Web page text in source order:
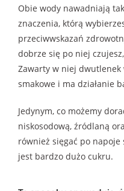
Obie wody nawadniają
znaczenia, którą
przeciwwskazań
dobrze się po niej
Zawarty w niej dwutlenek
smakowe i ma działanie
Jedynym, co możemy
niskosodową, źródlaną
również sięgać po napoje
jest bardzo dużo cukru.